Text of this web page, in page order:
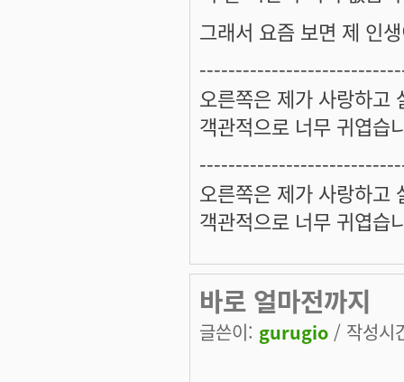
그래서 요즘 보면 제 인
오른쪽은 제가 사랑하고
객관적으로 너무 귀엽습
오른쪽은 제가 사랑하고
객관적으로 너무 귀엽습
바로 얼마전까지
글쓴이: gurugio / 작성시